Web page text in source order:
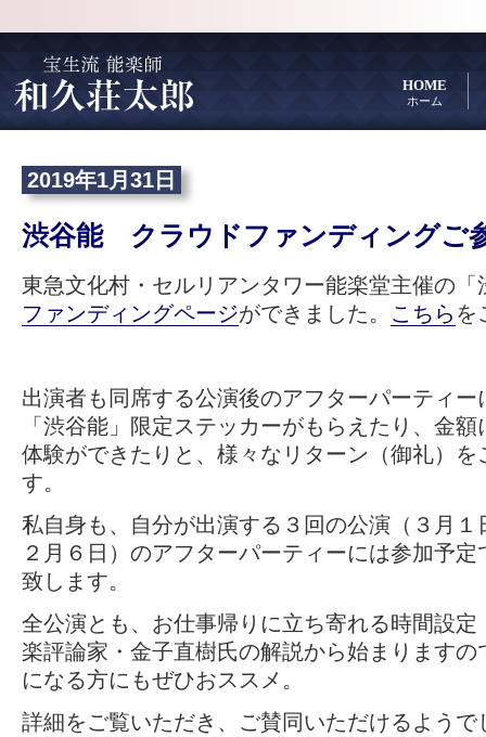
HOME
ホーム
2019年1月31日
渋谷能 クラウドファンディングご
東急文化村・セルリアンタワー能楽堂主催の「
ファンディングページができました。 こちら を
出演者も同席する公演後のアフターパーティー
「渋谷能」限定ステッカーがもらえたり、金
体験ができたりと、様々なリターン（御礼）を
す。
私自身も、自分が出演する３回の公演（３月１
２月６日）のアフターパーティーには参加予
致します。
全公演とも、お仕事帰りに立ち寄れる時間設定
楽評論家・金子直樹氏の解説から始まりますの
になる方にもぜひおススメ。
詳細をご覧いただき、ご賛同いただけるようで